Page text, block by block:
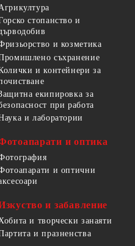
стопанство и
и козметика
съхранение
и контейнери за
екипировка за
при работа
и лаборатории
и оптика
и оптични
и забавление
и творчески занаяти
и празненства